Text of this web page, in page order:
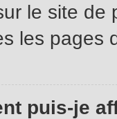
le site de
les pages
puis-je